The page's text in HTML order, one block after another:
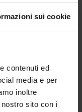
sui cookie
contenuti ed
media e per
inoltre
sito con i